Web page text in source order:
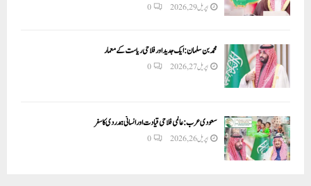
اپریل 29, 2026 0
محمد بن سلمان: ایک جدید اور فلاحی ریاست کے معمار
اپریل 27, 2026 0
سعودی عرب: عالمی فلاحی قیادت اور انسانی ہمدردی کا سفر
اپریل 26, 2026 0